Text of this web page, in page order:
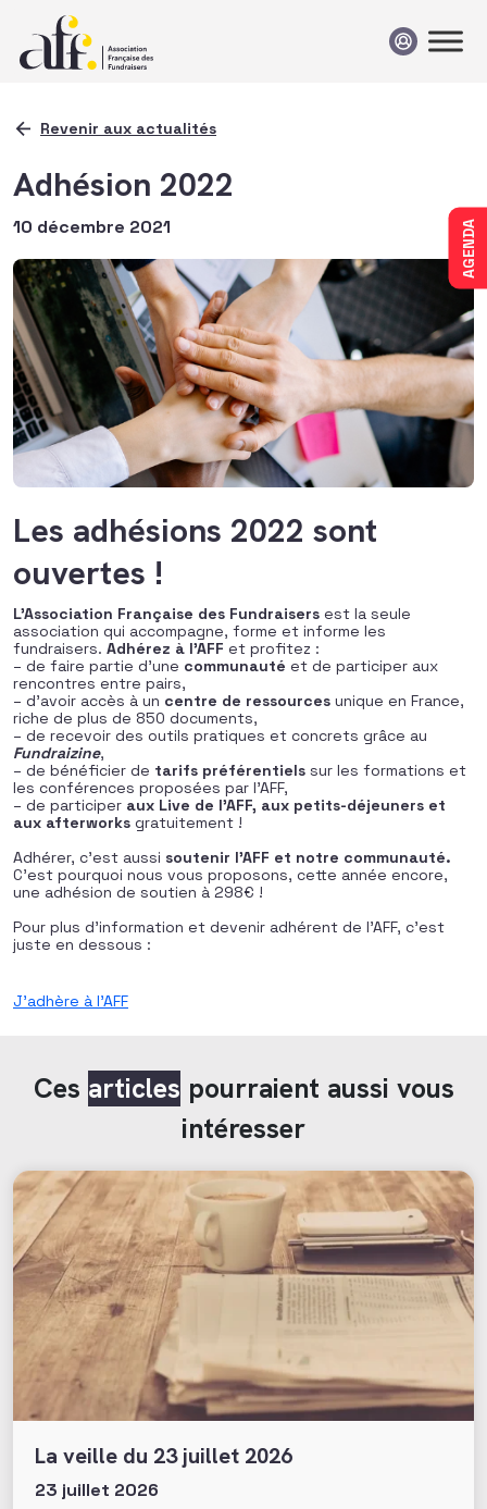
AGENDA
Revenir aux actualités
Adhésion 2022
10 décembre 2021
Les adhésions 2022 sont
ouvertes !
L’Association Française des Fundraisers est la seule
association qui accompagne, forme et informe les
fundraisers. Adhérez à l’AFF et profitez :
– de faire partie d’une communauté et de participer aux
rencontres entre pairs,
– d’avoir accès à un centre de ressources unique en France,
riche de plus de 850 documents,
– de recevoir des outils pratiques et concrets grâce au
Fundraizine,
– de bénéficier de tarifs préférentiels sur les formations et
les conférences proposées par l’AFF,
– de participer aux Live de l’AFF, aux petits-déjeuners et
aux afterworks gratuitement !
Adhérer, c’est aussi soutenir l’AFF et notre communauté.
C’est pourquoi nous vous proposons, cette année encore,
une adhésion de soutien à 298€ !
Pour plus d’information et devenir adhérent de l’AFF, c’est
juste en dessous :
J’adhère à l’AFF
Ces articles pourraient aussi vous
intéresser
La veille du 23 juillet 2026
23 juillet 2026